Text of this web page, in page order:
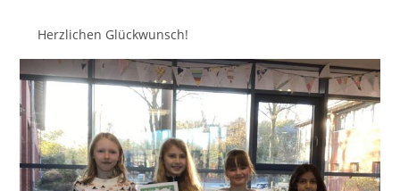
Herzlichen Glückwunsch!